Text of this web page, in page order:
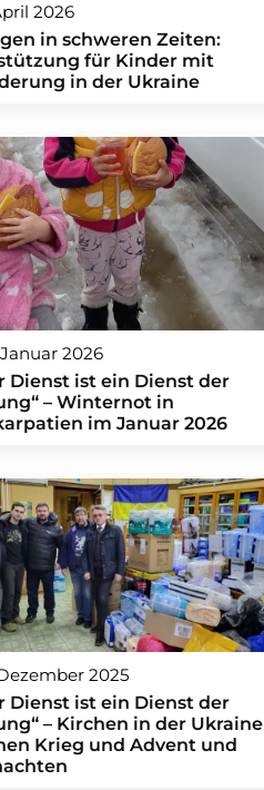
2026
in schweren Zeiten:
für Kinder mit
in der Ukraine
2026
Dienst ist ein Dienst der
– Winternot in
im Januar 2026
2025
Dienst ist ein Dienst der
– Kirchen in der Ukraine
Krieg und Advent und